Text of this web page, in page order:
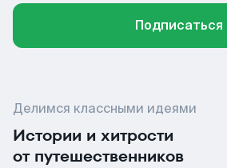
Подписаться
Делимся классными идеями
Истории и хитрости
от путешественников